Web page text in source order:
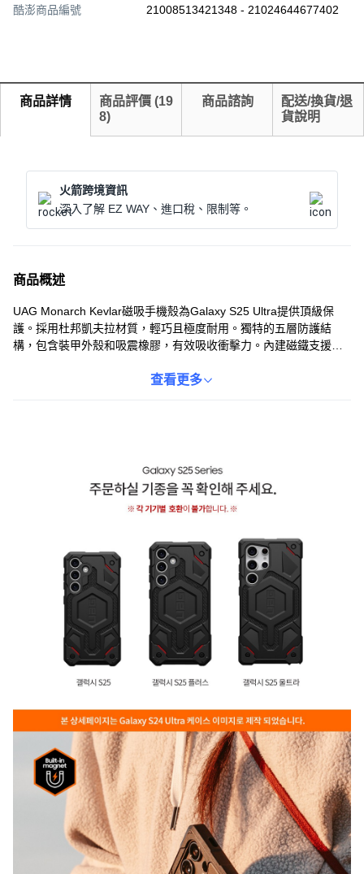
酷澎商品編號
21008513421348 - 21024644677402
商品詳情 商品評價 (19
8)
商品諮詢
配送/換貨/退
貨說明
火箭跨境資訊
深入了解 EZ WAY、進口稅、限制等。
商品概述
UAG Monarch Kevlar磁吸手機殼為Galaxy S25 Ultra提供頂級保
護。採用杜邦凱夫拉材質，輕巧且極度耐用。獨特的五層防護結
構，包含裝甲外殼和吸震橡膠，有效吸收衝擊力。內建磁鐵支援
保持穩定，提供絕佳的使用體驗。UAG手機殼不僅提供卓越的保
查看更多